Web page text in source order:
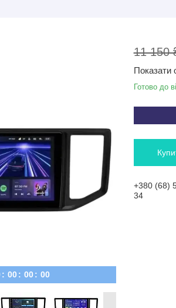
00 00 00
11 150
Показати
Готово до
+380 (68)
34